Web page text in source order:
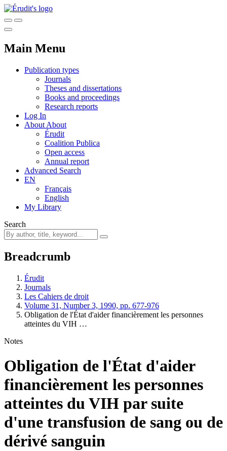
Main Menu
Publication types
Journals
Theses and dissertations
Books and proceedings
Research reports
Log In
About About
Érudit
Coalition Publica
Open access
Annual report
Advanced Search
EN
Français
English
My Library
Search
Breadcrumb
Érudit
Journals
Les Cahiers de droit
Volume 31, Number 3, 1990, pp. 677-976
Obligation de l'État d'aider financièrement les personnes
atteintes du VIH …
Notes
Obligation de l'État d'aider
financièrement les personnes
atteintes du VIH par suite
d'une transfusion de sang ou de
dérivé sanguin